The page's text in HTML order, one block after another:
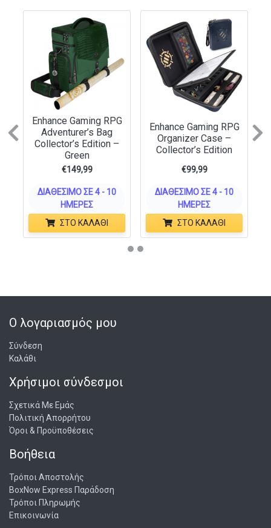
Enhance Gaming RPG
Adventurer’s Bag
Collector’s Edition –
Green
€149,99
ΔΙΑΘΈΣΙΜΟ ΣΕ 4 - 10
ΗΜΈΡΕΣ
ΣΤΟ ΚΑΛΆΘΙ
Enhance Gaming RPG
Organizer Case –
Collector’s Edition
€99,99
ΔΙΑΘΈΣΙΜΟ ΣΕ 4 - 10
ΗΜΈΡΕΣ
ΣΤΟ ΚΑΛΆΘΙ
Previous
Ο λογαριασμός μου
Σύνδεση
Καλάθι
Χρήσιμοι σύνδεσμοι
Σχετικά Με Εμάς
Πολιτική Απορρήτου
Όροι & Προϋποθέσεις
Βοήθεια
Τρόποι Αποστολής
BoxNow Express Παράδοση
Τρόποι Πληρωμής
Επικοινωνία